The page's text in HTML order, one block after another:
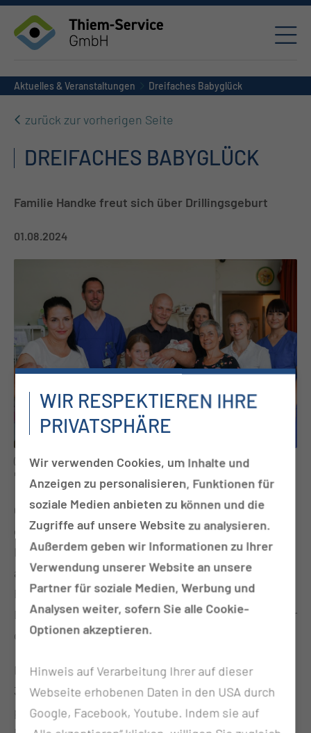
Aktuelles & Veranstaltungen Dreifaches Babyglück
zurück zur vorherigen Seite
DREIFACHES BABYGLÜCK
Familie Handke freut sich über Drillingsgeburt
01.08.2024
(Foto: Lea Schultchen/MUL-CT) Familie Handke mit Mitarbeitenden
der MUL-CT
Geboren am ehemaligen Carl-Thiem-Klinikum,
entlassen aus der neuen Medizinischen Universität
Lausitz – Carl Thiem: Katharina und Martin Handke
aus Cottbus freuen sich über ihre drei neuen
Erdenbürger – Marie, Luisa und Erik. Es ist die erste
Drillingsgeburt seit 2022 am ehemaligen CTK. Davor
gab es 2020 Drillinge am Klinikum.
Marie, Luisa und Erik kamen am 13. Juni 2024 in der
31. Schwangerschaftswoche von Katharina Handke
per Kaiserschnitt gesund auf die Welt. „Vom
WIR RESPEKTIEREN IHRE
PRIVATSPHÄRE
Wir verwenden Cookies, um Inhalte und
Anzeigen zu personalisieren, Funktionen für
soziale Medien anbieten zu können und die
Zugriffe auf unsere Website zu analysieren.
Außerdem geben wir Informationen zu Ihrer
Verwendung unserer Website an unsere
Partner für soziale Medien, Werbung und
Analysen weiter, sofern Sie alle Cookie-
Optionen akzeptieren.
Hinweis auf Verarbeitung Ihrer auf dieser
Webseite erhobenen Daten in den USA durch
Google, Facebook, Youtube. Indem sie auf